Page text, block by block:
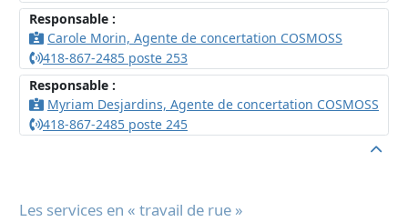
Responsable :
Carole Morin, Agente de concertation COSMOSS
418-867-2485 poste 253
Responsable :
Myriam Desjardins, Agente de concertation COSMOSS
418-867-2485 poste 245
Les services en « travail de rue »